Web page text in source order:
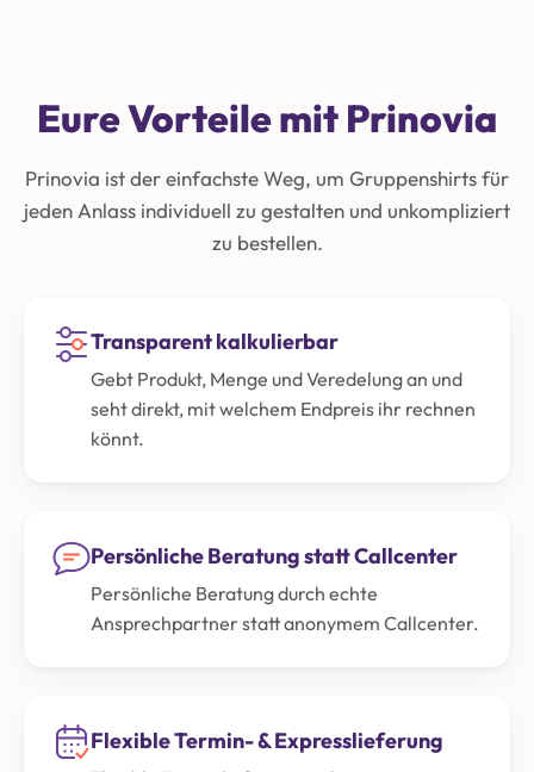
Eure Vorteile mit Prinovia
Prinovia ist der einfachste Weg, um Gruppenshirts für
jeden Anlass individuell zu gestalten und unkompliziert
zu bestellen.
Transparent kalkulierbar
Gebt Produkt, Menge und Veredelung an und
seht direkt, mit welchem Endpreis ihr rechnen
könnt.
Persönliche Beratung statt Callcenter
Persönliche Beratung durch echte
Ansprechpartner statt anonymem Callcenter.
Flexible Termin- & Expresslieferung